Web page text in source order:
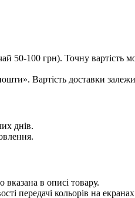
50-100 грн). Точну вартість
Вартість доставки
днів.
в описі товару.
передачі кольорів на